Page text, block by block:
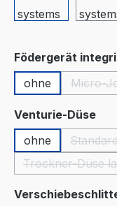
Födergerät
ohne
Micro-
Venturie-Düse
ohne
Trockner-Düse
(Diese